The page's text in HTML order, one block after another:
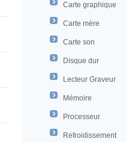
Carte graphique
Carte mère
Carte son
Disque dur
Lecteur Graveur
Mémoire
Processeur
Refroidissement